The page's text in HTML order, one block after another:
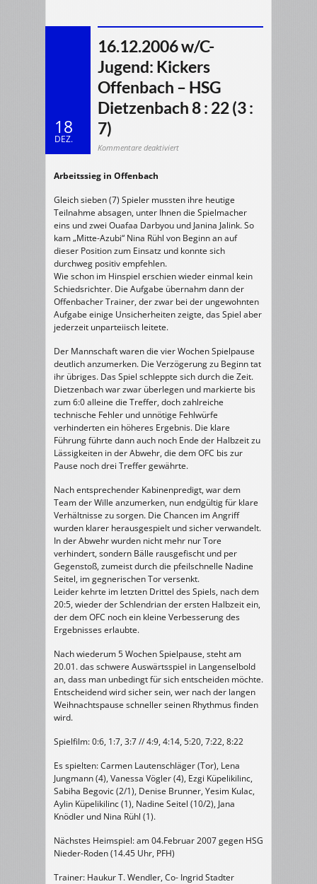
18
DEZ.
16.12.2006 w/C-
Jugend: Kickers
Offenbach – HSG
Dietzenbach 8 : 22 (3 :
7)
Kommentare deaktiviertfür
HSG
Dietzenbach
8
:
22
(3
:
7)
Arbeitssieg in Offenbach
Gleich sieben (7) Spieler mussten ihre heutige
Teilnahme absagen, unter Ihnen die Spielmacher
eins und zwei Ouafaa Darbyou und Janina Jalink. So
kam „Mitte-Azubi“ Nina Rühl von Beginn an auf
dieser Position zum Einsatz und konnte sich
durchweg positiv empfehlen.
Wie schon im Hinspiel erschien wieder einmal kein
Schiedsrichter. Die Aufgabe übernahm dann der
Offenbacher Trainer, der zwar bei der ungewohnten
Aufgabe einige Unsicherheiten zeigte, das Spiel aber
jederzeit unparteiisch leitete.
Der Mannschaft waren die vier Wochen Spielpause
deutlich anzumerken. Die Verzögerung zu Beginn tat
ihr übriges. Das Spiel schleppte sich durch die Zeit.
Dietzenbach war zwar überlegen und markierte bis
zum 6:0 alleine die Treffer, doch zahlreiche
technische Fehler und unnötige Fehlwürfe
verhinderten ein höheres Ergebnis. Die klare
Führung führte dann auch noch Ende der Halbzeit zu
Lässigkeiten in der Abwehr, die dem OFC bis zur
Pause noch drei Treffer gewährte.
Nach entsprechender Kabinenpredigt, war dem
Team der Wille anzumerken, nun endgültig für klare
Verhältnisse zu sorgen. Die Chancen im Angriff
wurden klarer herausgespielt und sicher verwandelt.
In der Abwehr wurden nicht mehr nur Tore
verhindert, sondern Bälle rausgefischt und per
Gegenstoß, zumeist durch die pfeilschnelle Nadine
Seitel, im gegnerischen Tor versenkt.
Leider kehrte im letzten Drittel des Spiels, nach dem
20:5, wieder der Schlendrian der ersten Halbzeit ein,
der dem OFC noch ein kleine Verbesserung des
Ergebnisses erlaubte.
Nach wiederum 5 Wochen Spielpause, steht am
20.01. das schwere Auswärtsspiel in Langenselbold
an, dass man unbedingt für sich entscheiden möchte.
Entscheidend wird sicher sein, wer nach der langen
Weihnachtspause schneller seinen Rhythmus finden
wird.
Spielfilm: 0:6, 1:7, 3:7 // 4:9, 4:14, 5:20, 7:22, 8:22
Es spielten: Carmen Lautenschläger (Tor), Lena
Jungmann (4), Vanessa Vögler (4), Ezgi Küpelikilinc,
Sabiha Begovic (2/1), Denise Brunner, Yesim Kulac,
Aylin Küpelikilinc (1), Nadine Seitel (10/2), Jana
Knödler und Nina Rühl (1).
Nächstes Heimspiel: am 04.Februar 2007 gegen HSG
Nieder-Roden (14.45 Uhr, PFH)
Trainer: Haukur T. Wendler, Co- Ingrid Stadter